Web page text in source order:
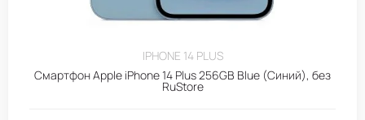
IPHONE 14 PLUS
Смартфон Apple iPhone 14 Plus 256GB Blue (Синий), без
RuStore